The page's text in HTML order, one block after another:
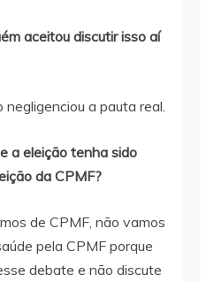
aceitou discutir isso aí
negligenciou a pauta real.
a eleição tenha sido
da CPMF?
de CPMF, não vamos
pela CPMF porque
debate e não discute